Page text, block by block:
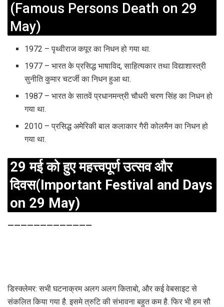
(Famous Persons Death on 29
May)
1972 – पृथ्वीराज कपूर का निधन हो गया था.
1977 – भारत के प्रसिद्ध भाषाविद, साहित्यकार तथा विद्याशास्त्री
सुनीति कुमार चटर्जी का निधन हुआ था.
1987 – भारत के सातवें प्रधानमन्त्री चौधरी चरण सिंह का निधन हो
गया था.
2010 – प्रसिद्ध अमेरिकी बाल कलाकार गैरी कोलमैन का निधन हो
गया था.
29 मई को हुए महत्त्वपूर्ण उत्सव और
दिवस(Important Festival and Days
on 29 May)
—————————————
डिस्क्लेमर: सभी घटनाक्रम अलग अलग किताबो, और कई वेबसाइट से
संकलित किया गया है. इसमे त्रुटि की संभावना बहुत कम है. फिर भी हम सौ